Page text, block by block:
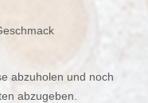
abzuholen und noch
abzugeben.